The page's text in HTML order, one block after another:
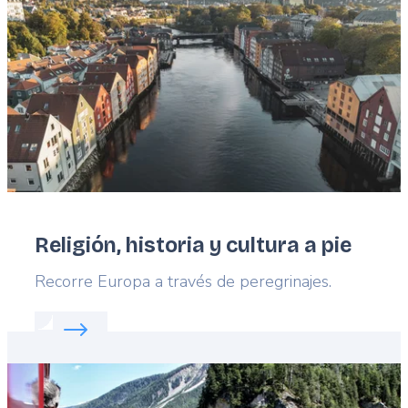
Religión, historia y cultura a pie
Lead
Recorre Europa a través de peregrinajes.
Read more about:
Featured
image